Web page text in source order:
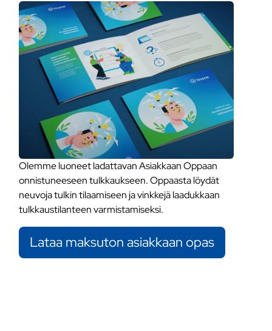
Olemme luoneet ladattavan Asiakkaan Oppaan
onnistuneeseen tulkkaukseen. Oppaasta löydät
neuvoja tulkin tilaamiseen ja vinkkejä laadukkaan
tulkkaustilanteen varmistamiseksi.
Lataa maksuton asiakkaan opas